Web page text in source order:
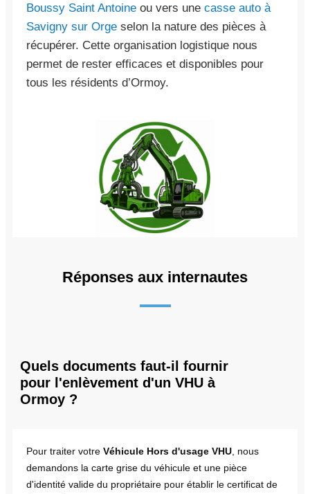
Boussy Saint Antoine ou vers une casse auto à
Savigny sur Orge selon la nature des pièces à
récupérer. Cette organisation logistique nous
permet de rester efficaces et disponibles pour
tous les résidents d’Ormoy.
Réponses aux internautes
Quels documents faut-il fournir
pour l'enlèvement d'un VHU à
Ormoy ?
Pour traiter votre Véhicule Hors d'usage VHU , nous
demandons la carte grise du véhicule et une pièce
d'identité valide du propriétaire pour établir le certificat de